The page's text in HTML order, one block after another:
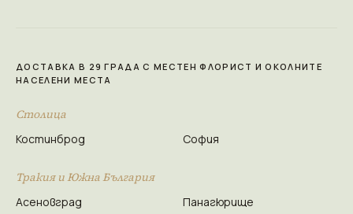
ДОСТАВКА В 29 ГРАДА С МЕСТЕН ФЛОРИСТ И ОКОЛНИТЕ
НАСЕЛЕНИ МЕСТА
Столица
Костинброд София
Тракия и Южна България
Асеновград
Панагюрище